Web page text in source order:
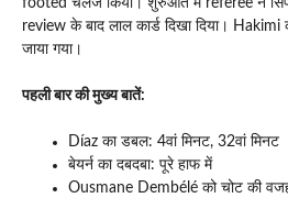
review के बाद लाल कार्ड दिखा दिया।
जाया गया।
पहली बार की मुख्य बातें:
Díaz का डबल: 4वां मिनट, 32वां मिनट
बेयर्न का दबदबा: पूरे हाफ में
Ousmane Dembélé को चोट की